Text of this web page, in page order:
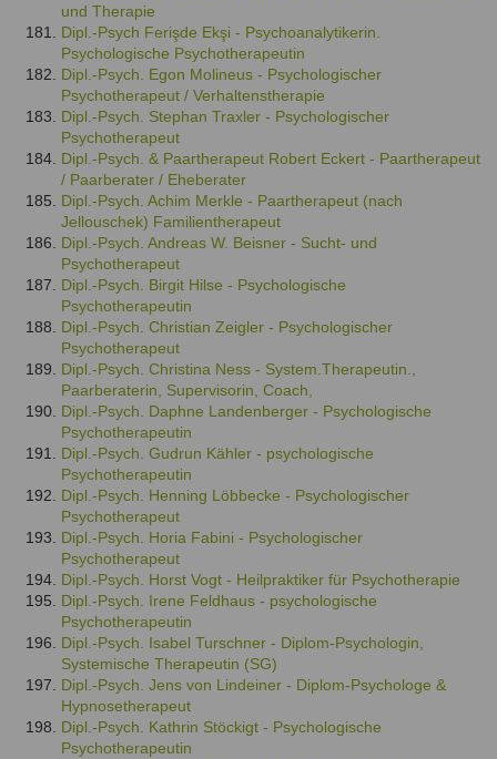
und Therapie
Dipl.-Psych Ferişde Ekşi - Psychoanalytikerin.
Psychologische Psychotherapeutin
Dipl.-Psych. Egon Molineus - Psychologischer
Psychotherapeut / Verhaltenstherapie
Dipl.-Psych. Stephan Traxler - Psychologischer
Psychotherapeut
Dipl.-Psych. & Paartherapeut Robert Eckert - Paartherapeut
/ Paarberater / Eheberater
Dipl.-Psych. Achim Merkle - Paartherapeut (nach
Jellouschek) Familientherapeut
Dipl.-Psych. Andreas W. Beisner - Sucht- und
Psychotherapeut
Dipl.-Psych. Birgit Hilse - Psychologische
Psychotherapeutin
Dipl.-Psych. Christian Zeigler - Psychologischer
Psychotherapeut
Dipl.-Psych. Christina Ness - System.Therapeutin.,
Paarberaterin, Supervisorin, Coach,
Dipl.-Psych. Daphne Landenberger - Psychologische
Psychotherapeutin
Dipl.-Psych. Gudrun Kähler - psychologische
Psychotherapeutin
Dipl.-Psych. Henning Löbbecke - Psychologischer
Psychotherapeut
Dipl.-Psych. Horia Fabini - Psychologischer
Psychotherapeut
Dipl.-Psych. Horst Vogt - Heilpraktiker für Psychotherapie
Dipl.-Psych. Irene Feldhaus - psychologische
Psychotherapeutin
Dipl.-Psych. Isabel Turschner - Diplom-Psychologin,
Systemische Therapeutin (SG)
Dipl.-Psych. Jens von Lindeiner - Diplom-Psychologe &
Hypnosetherapeut
Dipl.-Psych. Kathrin Stöckigt - Psychologische
Psychotherapeutin